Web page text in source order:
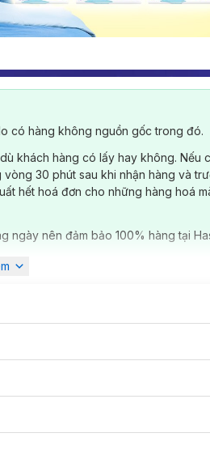
có hàng không nguồn gốc trong đó.
khách hàng có lấy hay không. Nếu
30 phút sau khi nhận hàng và
hết hoá đơn cho những hàng hoá
ngày nên đảm bảo 100% hàng tại